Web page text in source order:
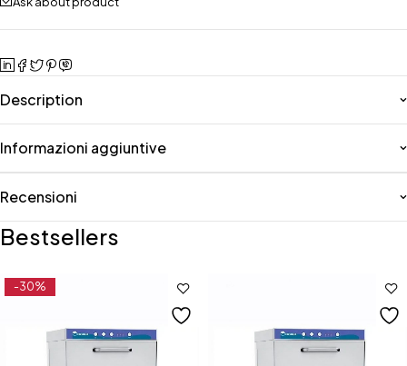
Description
Informazioni aggiuntive
Recensioni
Bestsellers
-30%